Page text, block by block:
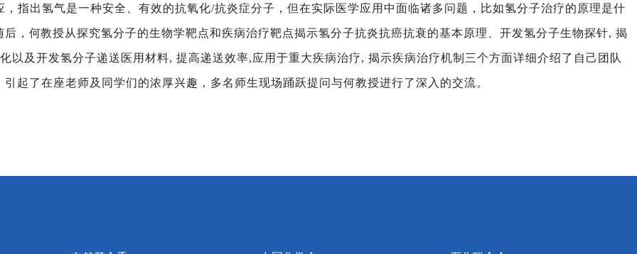
，指出氢气是一种安全、有效的抗氧化/抗炎症分子，但在实际医学应用中面临诸多问题，比如氢分子治疗的原理是什
后 ， 何教授从探究氢分子的生物学靶点和疾病治疗靶点揭示氢分子抗炎抗癌抗衰的基本原理、开发氢分子生物探针, 揭
以及开发氢分子递送医用材料, 提高递送效率,应用于重大疾病治疗, 揭示疾病治疗机制三个方面详细介绍了自己团队
起了在座老师及同学们的浓厚兴趣，多名师生现场踊跃提问与何教授进行了深入的交流。